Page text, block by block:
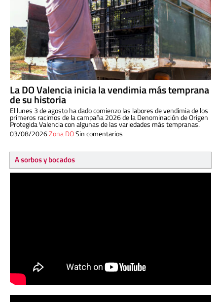
La DO Valencia inicia la vendimia más temprana
de su historia
El lunes 3 de agosto ha dado comienzo las labores de vendimia de los
primeros racimos de la campaña 2026 de la Denominación de Origen
Protegida Valencia con algunas de las variedades más tempranas.
03/08/2026Zona DOSin comentarios
A sorbos y bocados